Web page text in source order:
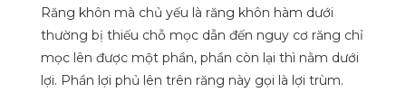
Răng khôn mà chủ yếu là răng khôn hàm dưới
thường bị thiếu chỗ mọc dẫn đến nguy cơ răng chỉ
mọc lên được một phần, phần còn lại thì nằm dưới
lợi. Phần lợi phủ lên trên răng này gọi là lợi trùm.